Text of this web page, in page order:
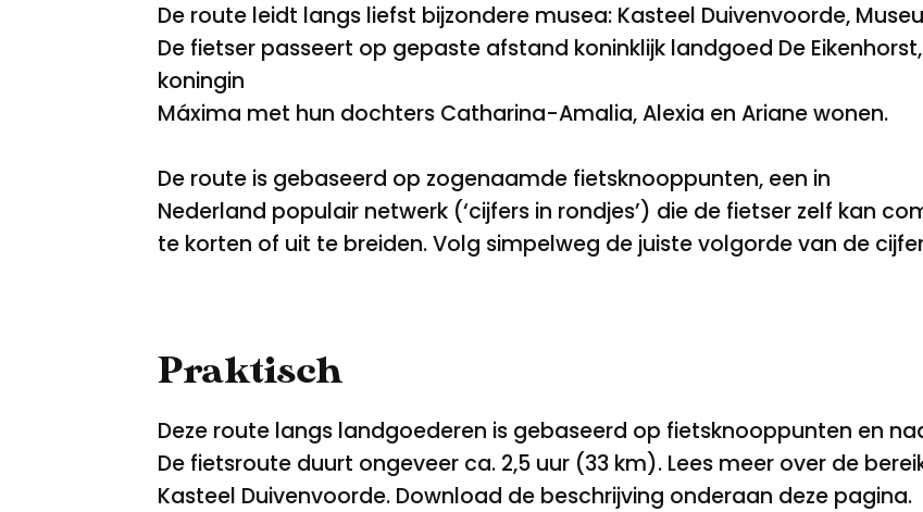
De route leidt langs liefst bijzondere musea: Kasteel Duivenvoorde,
De fietser passeert op gepaste afstand koninklijk landgoed De
koningin
Máxima met hun dochters Catharina-Amalia, Alexia en Ariane wonen.
De route is gebaseerd op zogenaamde fietsknooppunten, een in
Nederland populair netwerk (‘cijfers in rondjes’) die de fietser zelf kan
te korten of uit te breiden. Volg simpelweg de juiste volgorde van de
Praktisch
Deze route langs landgoederen is gebaseerd op fietsknooppunten en
De fietsroute duurt ongeveer ca. 2,5 uur (33 km). Lees meer over de
Kasteel Duivenvoorde. Download de beschrijving onderaan deze pagina.